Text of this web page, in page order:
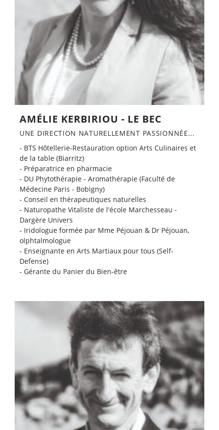
AMÉLIE KERBIRIOU - LE BEC​
UNE DIRECTION NATURELLEMENT PASSIONNÉE...​
- BTS Hôtellerie-Restauration option Arts Culinaires et
de la table (Biarritz)
- Préparatrice en pharmacie
- DU Phytothérapie - Aromathérapie (Faculté de
Médecine Paris - Bobigny)
- Conseil en thérapeutiques naturelles
- Naturopathe Vitaliste de l'école Marchesseau -
Dargère Univers
- Iridologue formée par Mme Péjouan & Dr Péjouan,
olphtalmologue
- Enseignante en Arts Martiaux pour tous (Self-
Defense)
- Gérante du Panier du Bien-être